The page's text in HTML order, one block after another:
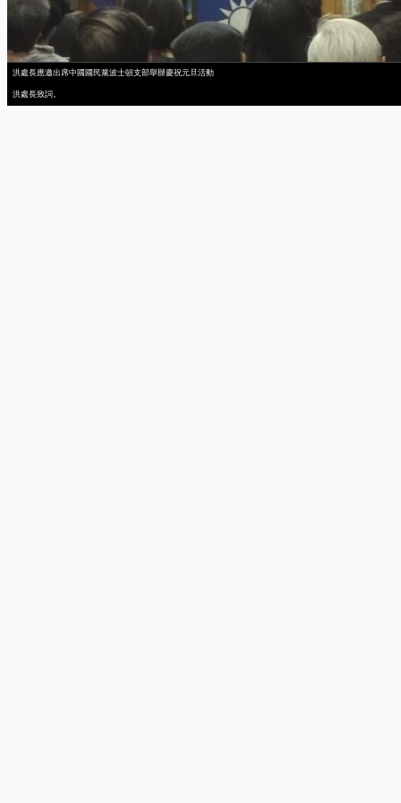
洪處長應邀出席中國國民黨波士頓支部舉辦慶祝元旦活動
洪處長致詞。